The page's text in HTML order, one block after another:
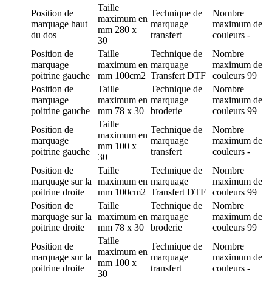
Position de
marquage haut
du dos
Taille
maximum en
mm 280 x
30
Technique de
marquage
transfert
Nombre
maximum de
couleurs -
Position de
marquage
poitrine gauche
Taille
maximum en
mm 100cm2
Technique de
marquage
Transfert DTF
Nombre
maximum de
couleurs 99
Position de
marquage
poitrine gauche
Taille
maximum en
mm 78 x 30
Technique de
marquage
broderie
Nombre
maximum de
couleurs 99
Position de
marquage
poitrine gauche
Taille
maximum en
mm 100 x
30
Technique de
marquage
transfert
Nombre
maximum de
couleurs -
Position de
marquage sur la
poitrine droite
Taille
maximum en
mm 100cm2
Technique de
marquage
Transfert DTF
Nombre
maximum de
couleurs 99
Position de
marquage sur la
poitrine droite
Taille
maximum en
mm 78 x 30
Technique de
marquage
broderie
Nombre
maximum de
couleurs 99
Position de
marquage sur la
poitrine droite
Taille
maximum en
mm 100 x
30
Technique de
marquage
transfert
Nombre
maximum de
couleurs -